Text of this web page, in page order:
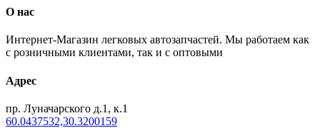
О нас
Интернет-Магазин легковых автозапчастей. Мы работаем как
с розничными клиентами, так и с оптовыми
Адрес
пр. Луначарского д.1, к.1
60.0437532,30.3200159